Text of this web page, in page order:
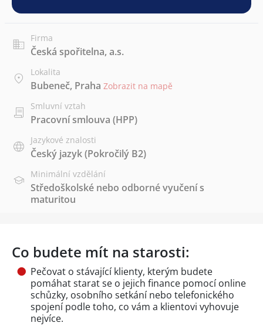
Firma
Česká spořitelna, a.s.
Lokalita
Bubeneč, Praha Zobrazit na mapě
Smluvní vztah
Pracovní smlouva (HPP)
Jazykové znalosti
Český jazyk(Pokročilý B2)
Minimální vzdělání
Středoškolské nebo odborné vyučení s
maturitou
Co budete mít na starosti:
Pečovat o stávající klienty, kterým budete
pomáhat starat se o jejich finance pomocí online
schůzky, osobního setkání nebo telefonického
spojení podle toho, co vám a klientovi vyhovuje
nejvíce.